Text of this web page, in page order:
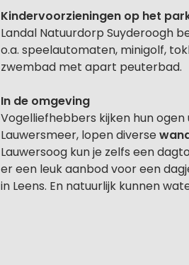
Kindervoorzieningen op het
Landal Natuurdorp Suyderoogh
o.a. speelautomaten, minigolf,
zwembad met apart peuterbad.
In de omgeving
Vogelliefhebbers kijken hun
Lauwersmeer, lopen diverse
Lauwersoog kun je zelfs een
er een leuk aanbod voor een
in Leens. En natuurlijk kunnen